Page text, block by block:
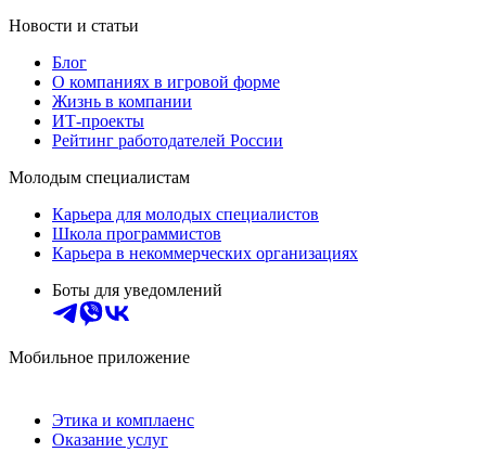
Новости и статьи
Блог
О компаниях в игровой форме
Жизнь в компании
ИТ-проекты
Рейтинг работодателей России
Молодым специалистам
Карьера для молодых специалистов
Школа программистов
Карьера в некоммерческих организациях
Боты для уведомлений
Мобильное приложение
Этика и комплаенс
Оказание услуг